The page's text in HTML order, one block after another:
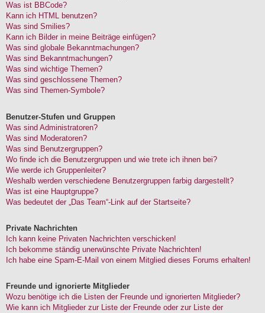
Was ist BBCode?
Kann ich HTML benutzen?
Was sind Smilies?
Kann ich Bilder in meine Beiträge einfügen?
Was sind globale Bekanntmachungen?
Was sind Bekanntmachungen?
Was sind wichtige Themen?
Was sind geschlossene Themen?
Was sind Themen-Symbole?
Benutzer-Stufen und Gruppen
Was sind Administratoren?
Was sind Moderatoren?
Was sind Benutzergruppen?
Wo finde ich die Benutzergruppen und wie trete ich ihnen bei?
Wie werde ich Gruppenleiter?
Weshalb werden verschiedene Benutzergruppen farbig dargestellt?
Was ist eine Hauptgruppe?
Was bedeutet der „Das Team“-Link auf der Startseite?
Private Nachrichten
Ich kann keine Privaten Nachrichten verschicken!
Ich bekomme ständig unerwünschte Private Nachrichten!
Ich habe eine Spam-E-Mail von einem Mitglied dieses Forums erhalten!
Freunde und ignorierte Mitglieder
Wozu benötige ich die Listen der Freunde und ignorierten Mitglieder?
Wie kann ich Mitglieder zur Liste der Freunde oder zur Liste der